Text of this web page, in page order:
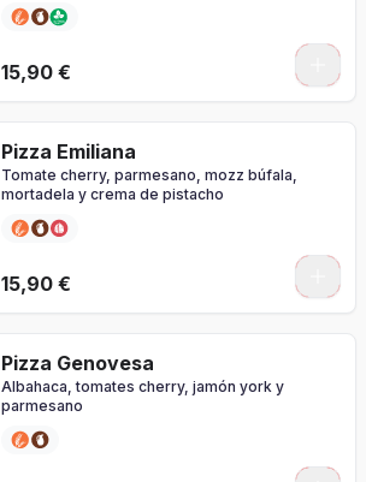
15,90 €
Pizza Emiliana
Tomate cherry, parmesano, mozz búfala,
mortadela y crema de pistacho
15,90 €
Pizza Genovesa
Albahaca, tomates cherry, jamón york y
parmesano